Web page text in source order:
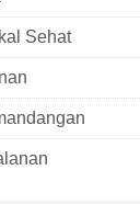
Sehat